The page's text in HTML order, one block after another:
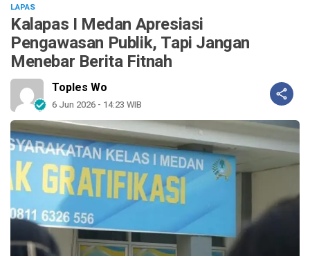
LAPAS
Kalapas I Medan Apresiasi
Pengawasan Publik, Tapi Jangan
Menebar Berita Fitnah
Toples Wo
6 Jun 2026 - 14:23 WIB